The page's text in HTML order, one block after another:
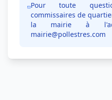
Pour toute
commissaires de
la mairie à
mairie@pollestres.com